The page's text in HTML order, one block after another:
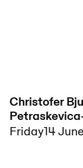
Christofer
Friday14